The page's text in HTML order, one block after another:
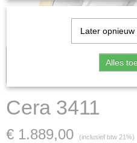
Let op: het kan voorkomen dat
verkocht; in dat geval
Cera 3411
€ 1.889,00 (inclusief btw 21%)
Later opnieuw
Alles